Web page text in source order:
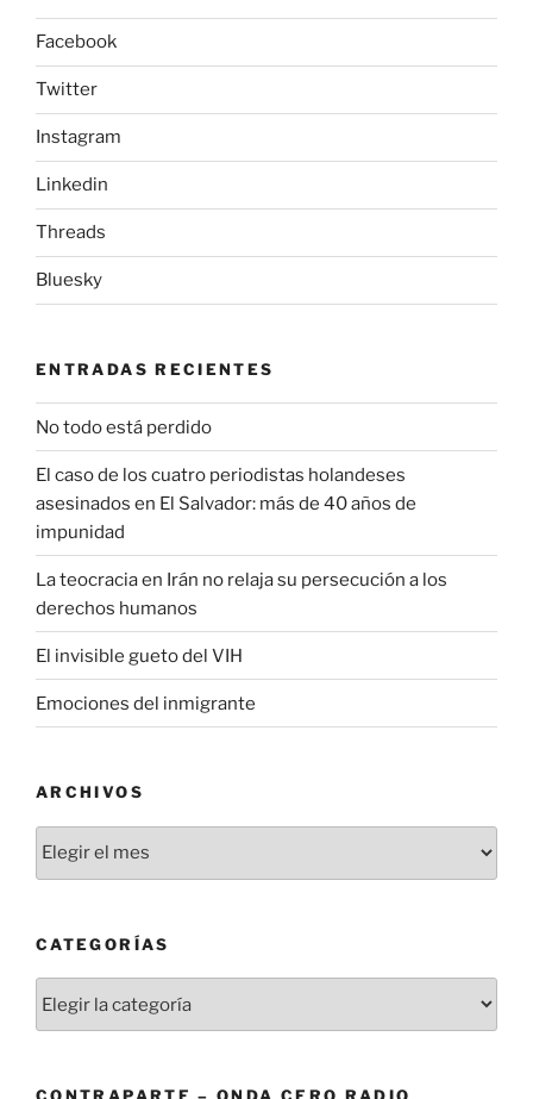
Facebook
Twitter
Instagram
Linkedin
Threads
Bluesky
ENTRADAS RECIENTES
No todo está perdido
El caso de los cuatro periodistas holandeses
asesinados en El Salvador: más de 40 años de
impunidad
La teocracia en Irán no relaja su persecución a los
derechos humanos
El invisible gueto del VIH
Emociones del inmigrante
ARCHIVOS
CATEGORÍAS